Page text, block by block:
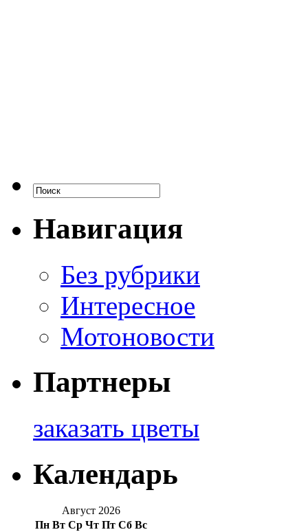
Навигация
Без рубрики
Интересное
Мотоновости
Партнеры
заказать цветы
Календарь
Август 2026
Пн Вт Ср Чт Пт Сб Вс